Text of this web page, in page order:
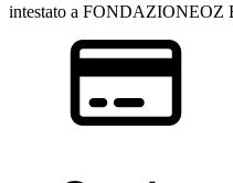
intestato a FONDAZIONEOZ